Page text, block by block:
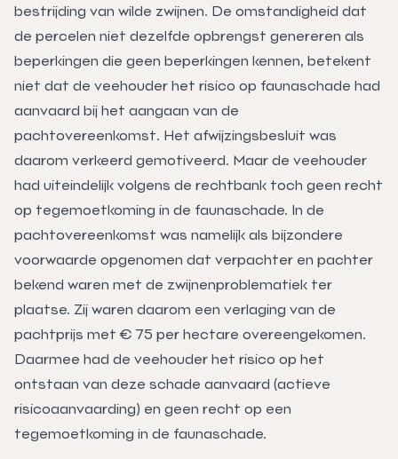
bestrijding van wilde zwijnen. De omstandigheid dat
de percelen niet dezelfde opbrengst genereren als
beperkingen die geen beperkingen kennen, betekent
niet dat de veehouder het risico op faunaschade had
aanvaard bij het aangaan van de
pachtovereenkomst. Het afwijzingsbesluit was
daarom verkeerd gemotiveerd. Maar de veehouder
had uiteindelijk volgens de rechtbank toch geen recht
op tegemoetkoming in de faunaschade. In de
pachtovereenkomst was namelijk als bijzondere
voorwaarde opgenomen dat verpachter en pachter
bekend waren met de zwijnenproblematiek ter
plaatse. Zij waren daarom een verlaging van de
pachtprijs met € 75 per hectare overeengekomen.
Daarmee had de veehouder het risico op het
ontstaan van deze schade aanvaard (actieve
risicoaanvaarding) en geen recht op een
tegemoetkoming in de faunaschade.